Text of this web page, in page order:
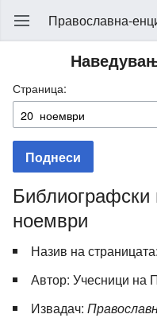
Православна-
Страница:
Поднеси
Библиографски
ноември
Назив на
Автор: Учесници на
Извадач: